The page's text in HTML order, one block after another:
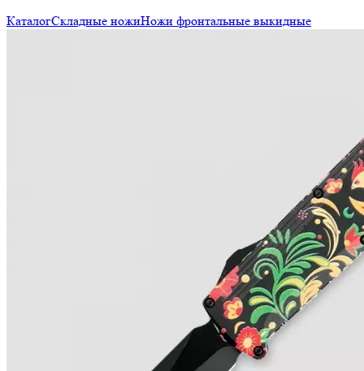
КаталогСкладные ножиНожи фронтальные выкидные